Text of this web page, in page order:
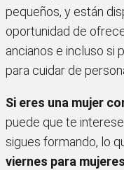
pequeños, y están
oportunidad de
ancianos e incluso si
para cuidar de
Si eres una mujer
puede que te
sigues formando, lo
viernes para